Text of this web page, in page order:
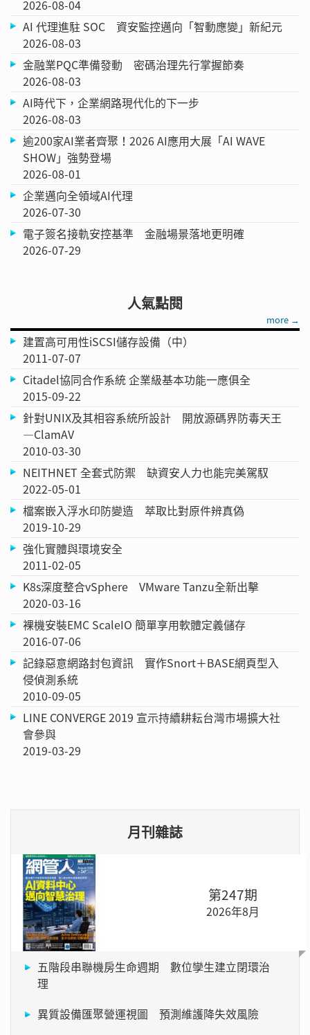
2026-08-04
AI 代理進駐 SOC 資安監控邁向「智動應變」新紀元
2026-08-03
金融業PQC準備發動 密碼治理先行掌握節奏
2026-08-03
AI時代下，企業網路現代化的下一步
2026-08-03
逾200家AI業者齊聚！2026 AI應用大展「AI WAVE
SHOW」強勢登場
2026-08-01
企業邁向全領域AI代理
2026-07-30
電子簽名接軌安控基準 金融場景落地更明確
2026-07-29
人氣點閱
more →
建置高可用性iSCSI儲存設備（中）
2011-07-07
Citadel協同合作系統 企業級基本功能一應俱全
2015-09-22
針對UNIX及其相容系統所設計 開放源碼界防毒天王
—ClamAV
2010-03-30
NEITHNET 全套式防禦 缺資安人力也能完美駕馭
2022-05-01
檔案嵌入浮水印防變造 萃取比對原件辨真偽
2019-10-29
強化實體與環境安全
2011-02-05
K8s深度整合vSphere VMware Tanzu全新出擊
2020-03-16
裸機安裝EMC ScaleIO 簡單享用軟體定義儲存
2016-07-06
記錄惡意網路封包資訊 實作Snort＋BASE網頁型入
侵偵測系統
2010-09-05
LINE CONVERGE 2019 宣示持續耕耘台灣市場擴大社
會參與
2019-03-29
月刊雜誌
第247期
2026年8月
五階段串聯機房生命週期 數位孿生建立閉環治
理
異質設備匯聚營運視圖 預測維護降失效風險